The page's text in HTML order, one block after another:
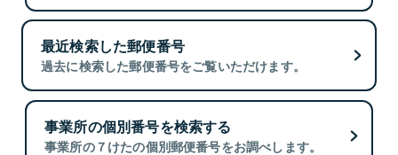
最近検索した郵便番号
過去に検索した郵便番号をご覧いただけます。
事業所の個別番号を検索する
事業所の７けたの個別郵便番号をお調べします。